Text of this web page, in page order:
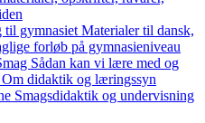
til gymnasiet Materialer til dansk,
forløb på gymnasieniveau
Sådan kan vi lære med og
Om didaktik og læringssyn
Smagsdidaktik og undervisning